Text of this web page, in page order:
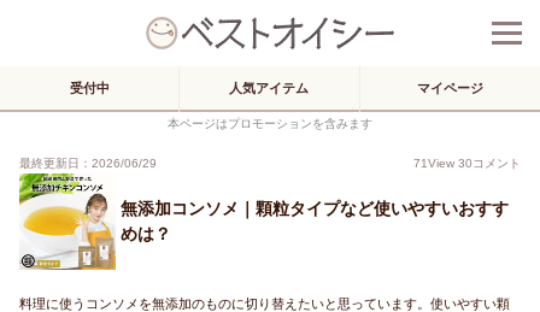
受付中 人気アイテム マイページ
本ページはプロモーションを含みます
最終更新日：2026/06/29 71View 30コメント
無添加コンソメ｜顆粒タイプなど使いやすいおすす
めは？
料理に使うコンソメを無添加のものに切り替えたいと思っています。使いやすい顆